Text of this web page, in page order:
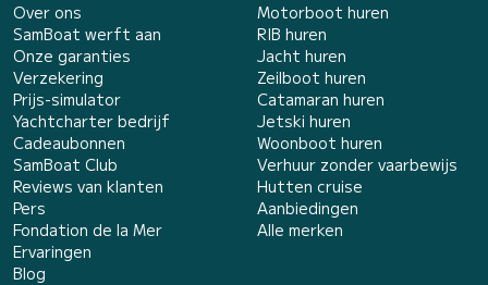
Over ons
SamBoat werft aan
Onze garanties
Verzekering
Prijs-simulator
Yachtcharter bedrijf
Cadeaubonnen
SamBoat Club
Reviews van klanten
Pers
Fondation de la Mer
Ervaringen
Blog
Motorboot huren
RIB huren
Jacht huren
Zeilboot huren
Catamaran huren
Jetski huren
Woonboot huren
Verhuur zonder vaarbewijs
Hutten cruise
Aanbiedingen
Alle merken